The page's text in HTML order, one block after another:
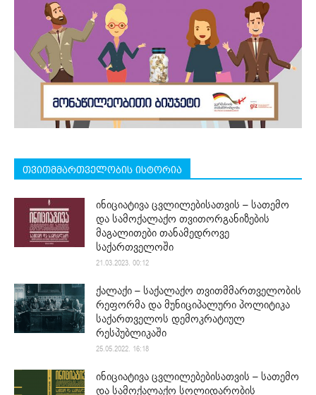
თვითმმართველობის ისტორია
ინიციატივა ცვლილებისათვის – სათემო
და სამოქალაქო თვითორგანიზების
მაგალითები თანამედროვე
საქართველოში
21.03.2023. 00:12
ქალაქი – საქალაქო თვითმმართველობის
რეფორმა და მუნიციპალური პოლიტიკა
საქართველოს დემოკრატიულ
რესპუბლიკაში
25.05.2022. 16:18
ინიციატივა ცვლილებებისათვის – სათემო
და სამოქალაქო სოლიდარობის